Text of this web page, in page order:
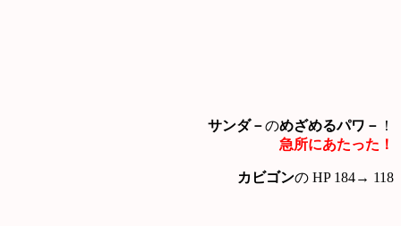
サンダ－のめざめるパワ－ ！
急所にあたった！
カビゴンの HP 184→ 118